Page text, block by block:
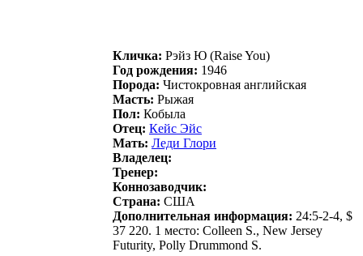
Кличка: Pэйз Ю (Raise You)
Год рождения: 1946
Порода: Чистокровная английская
Масть: Рыжая
Пол: Кобыла
Отец: Кeйc Эйc
Мать: Леди Глори
Владелец:
Тренер:
Коннозаводчик:
Страна: США
Дополнительная информация: 24:5-2-4, $
37 220. 1 место: Colleen S., New Jersey
Futurity, Polly Drummond S.